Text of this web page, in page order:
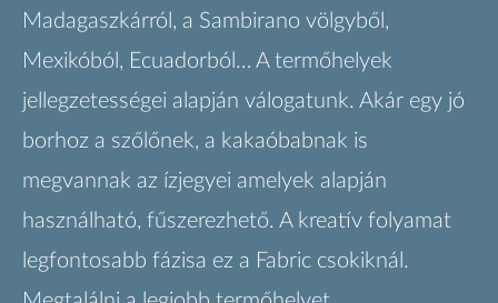
Madagaszkárról, a Sambirano völgyből,
Mexikóból, Ecuadorból… A termőhelyek
jellegzetességei alapján válogatunk. Akár egy jó
borhoz a szőlőnek, a kakaóbabnak is
megvannak az ízjegyei amelyek alapján
használható, fűszerezhető. A kreatív folyamat
legfontosabb fázisa ez a Fabric csokiknál.